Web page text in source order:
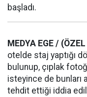
başladı.
MEDYA EGE /
otelde staj yaptığı
bulunup, çıplak
isteyince de bunları
tehdit ettiği iddia